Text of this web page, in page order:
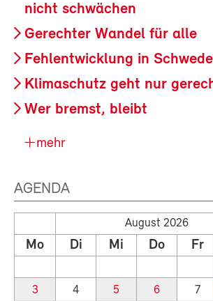
nicht schwächen
Gerechter Wandel für alle
Fehlentwicklung in
Klimaschutz geht nur
Wer bremst, bleibt
mehr
AGENDA
August 2026
Mo Di Mi Do Fr
3
4 5 6 7